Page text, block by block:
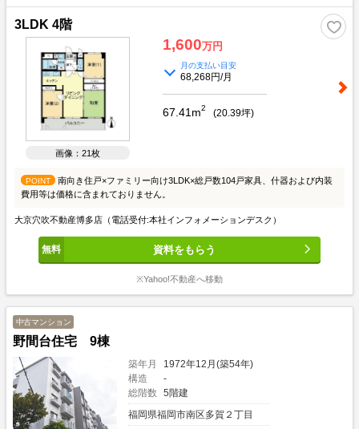
3LDK 4階
画像：21枚
1,600万円
月の支払い目安
68,268円/月
67.41m2 (20.39坪)
POINT
南向き住戸×ファミリー向け3LDK×総戸数104戸家具、什器および内装
費用等は価格に含まれておりません。
大京穴吹不動産博多店（電話受付:本社インフォメーションデスク）
資料をもらう
※Yahoo!不動産へ移動
中古マンション
野間台住宅 9棟
築年月
1972年12月(築54年)
構造
-
総階数
5階建
福岡県福岡市南区多賀２丁目